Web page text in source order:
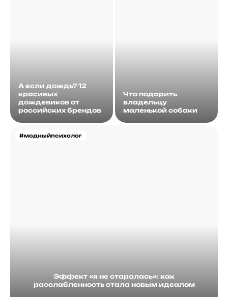
А если дождь? 12
красивых
дождевиков от
российских брендов
#модныйпсихолог
Эффект «я не старалась»: как
расслабленность стала новым идеалом
Что подарить
владельцу
маленькой собаки